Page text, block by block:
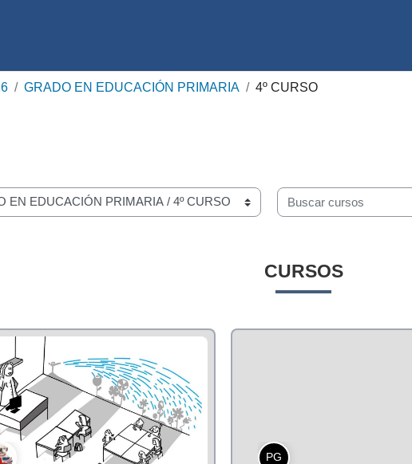
GRADO EN EDUCACIÓN PRIMARIA 4º CURSO
Buscar cursos
CURSOS
PG